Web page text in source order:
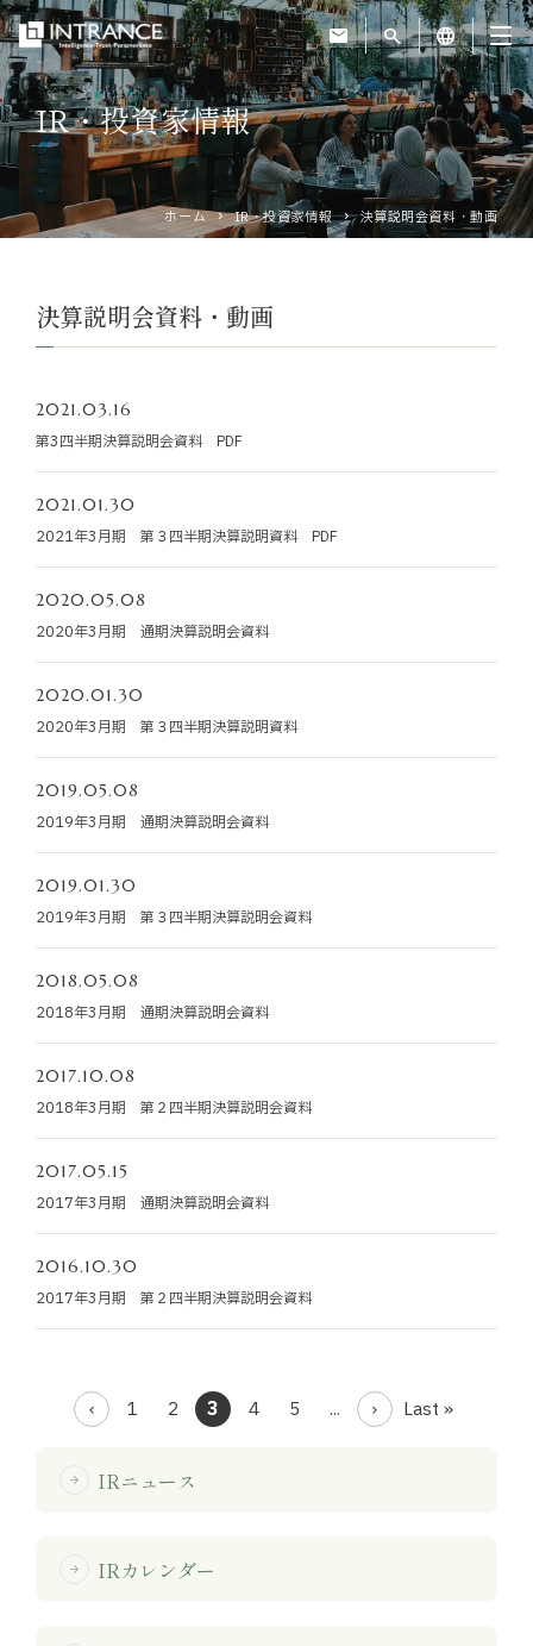
mail search language
トップ
企業情報
運営ホテル
IR・投資家情報
お役立ちコラム
採用情報
お問い合わせ
IR・投資家情報
ホーム IR・投資家情報 決算説明会資料・動画
決算説明会資料・動画
2021.03.16
第3四半期決算説明会資料 PDF
2021.01.30
2021年3月期 第３四半期決算説明資料 PDF
2020.05.08
2020年3月期 通期決算説明会資料
2020.01.30
2020年3月期 第３四半期決算説明資料
2019.05.08
2019年3月期 通期決算説明会資料
2019.01.30
2019年3月期 第３四半期決算説明会資料
2018.05.08
2018年3月期 通期決算説明会資料
2017.10.08
2018年3月期 第２四半期決算説明会資料
2017.05.15
2017年3月期 通期決算説明会資料
2016.10.30
2017年3月期 第２四半期決算説明会資料
1 2 3 4 5 ... Last »
arrow_forward IRニュース
arrow_forward IRカレンダー